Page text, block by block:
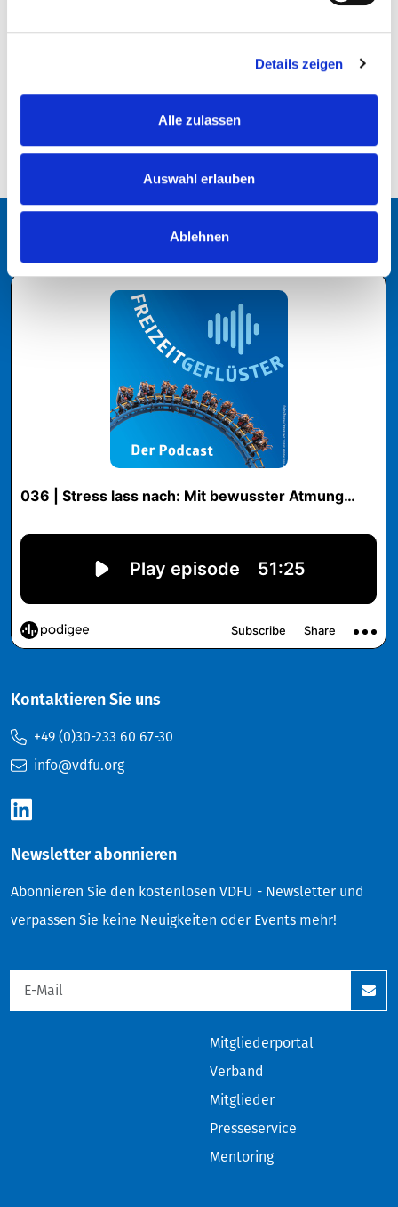
Details zeigen
Alle zulassen
Auswahl erlauben
Ablehnen
ZURÜCK ZUR ÜBERSICHT
Kontaktieren Sie uns
+49 (0)30-233 60 67-30
info@vdfu.org
Newsletter abonnieren
Abonnieren Sie den kostenlosen VDFU - Newsletter und
verpassen Sie keine Neuigkeiten oder Events mehr!
Mitgliederportal
Verband
Mitglieder
Presseservice
Mentoring